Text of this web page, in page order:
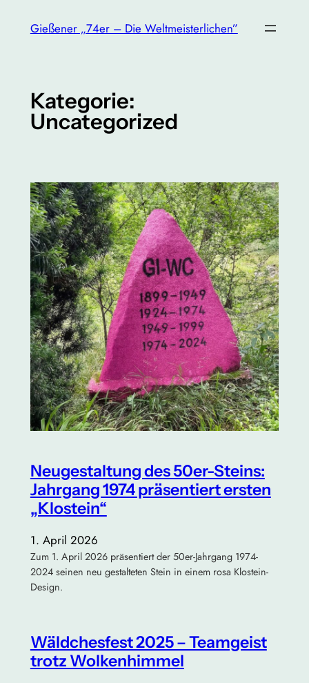
InhaltGießener „74er – Die Weltmeisterlichen”
Kategorie:
Uncategorized
Neugestaltung des 50er-Steins:
Jahrgang 1974 präsentiert ersten
„Klostein“
1. April 2026
Zum 1. April 2026 präsentiert der 50er-Jahrgang 1974-
2024 seinen neu gestalteten Stein in einem rosa Klostein-
Design.
Wäldchesfest 2025 – Teamgeist
trotz Wolkenhimmel